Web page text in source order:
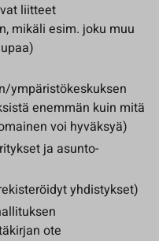
liitteet
mikäli esim. joku muu
ympäristökeskuksen
enemmän kuin mitä
voi hyväksyä)
ja asunto-
yhdistykset)
ote